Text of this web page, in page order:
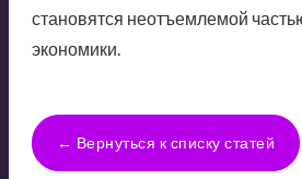
становятся неотъемлемой
экономики.
← Вернуться к списку статей